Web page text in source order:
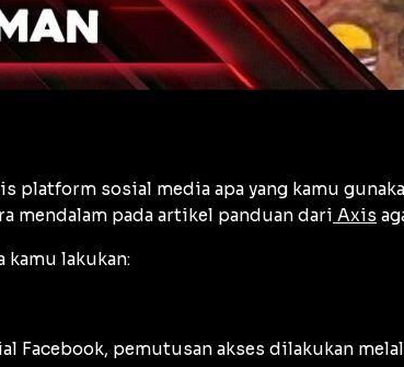
sosial media apa yang kamu
mendalam pada artikel panduan dari Axis
lakukan:
Facebook, pemutusan akses dilakukan